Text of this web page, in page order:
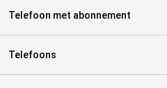
Telefoon met abonnement
Telefoons